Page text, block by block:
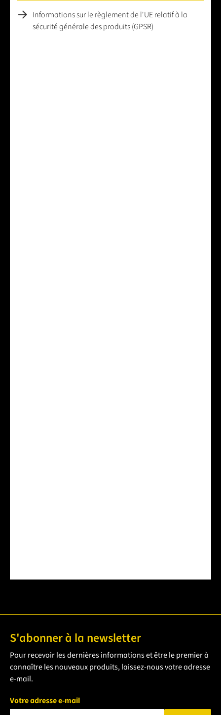
Informations sur le règlement de l'UE relatif à la
sécurité générale des produits (GPSR)
S'abonner à la newsletter
Pour recevoir les dernières informations et être le premier à
connaître les nouveaux produits, laissez-nous votre adresse
e-mail.
Votre adresse e-mail